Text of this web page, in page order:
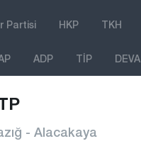
Partisi HKP TKH
ADP TİP DEVA
- Alacakaya